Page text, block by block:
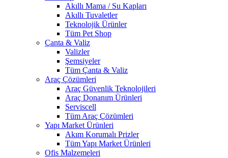
Akıllı Mama / Su Kapları
Akıllı Tuvaletler
Teknolojik Ürünler
Tüm Pet Shop
Çanta & Valiz
Valizler
Şemsiyeler
Tüm Çanta & Valiz
Araç Çözümleri
Araç Güvenlik Teknolojileri
Araç Donanım Ürünleri
Serviscell
Tüm Araç Çözümleri
Yapı Market Ürünleri
Akım Korumalı Prizler
Tüm Yapı Market Ürünleri
Ofis Malzemeleri